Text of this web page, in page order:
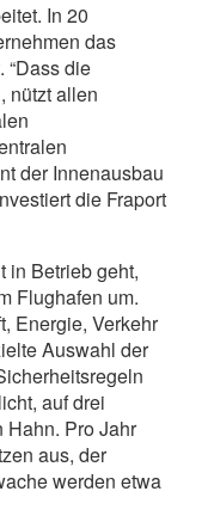
In 20
das
“Dass die
nützt allen
der Innenausbau
die Fraport
in Betrieb geht,
Flughafen um.
Energie, Verkehr
Auswahl der
auf drei
Hahn. Pro Jahr
aus, der
werden etwa